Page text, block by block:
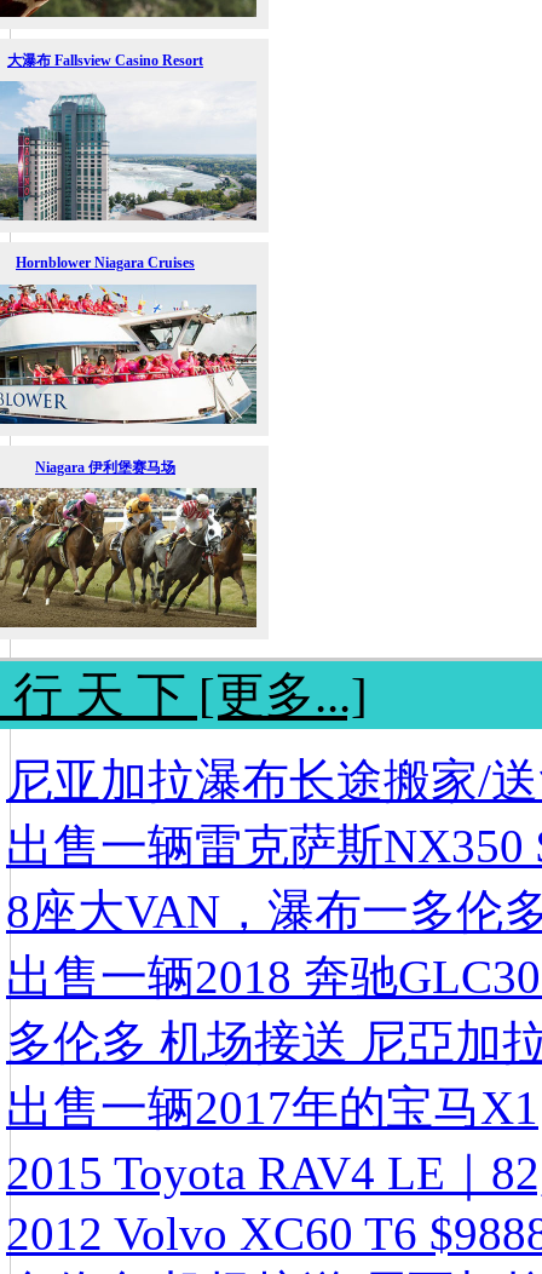
大瀑布 Fallsview Casino Resort
Hornblower Niagara Cruises
Niagara 伊利堡赛马场
行 天 下 [更多...]
尼亚加拉瀑布长途搬家/
出售一辆雷克萨斯NX350
8座大VAN，瀑布一多伦
出售一辆2018 奔驰
多伦多 机场接送 尼亞加
出售一辆2017年的宝马X1
2015 Toyota RAV4 LE｜
2012 Volvo XC60 T6